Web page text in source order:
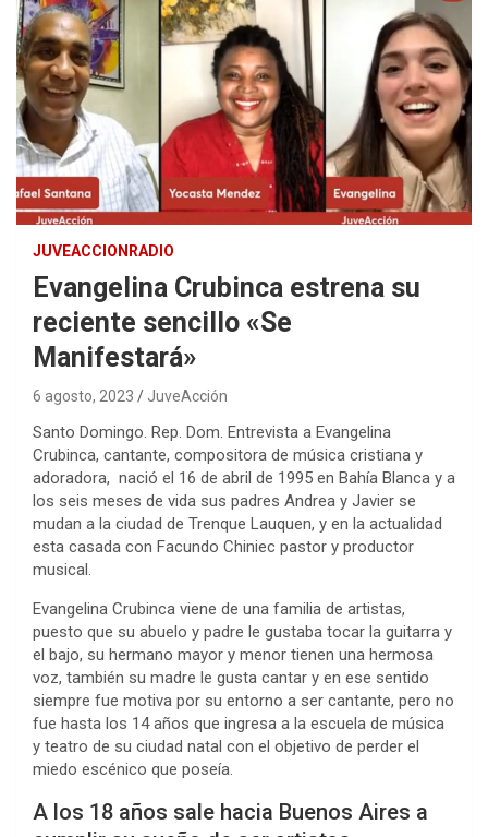
JUVEACCIONRADIO
Evangelina Crubinca estrena su
reciente sencillo «Se
Manifestará»
6 agosto, 2023 JuveAcción
Santo Domingo. Rep. Dom. Entrevista a Evangelina
Crubinca, cantante, compositora de música cristiana y
adoradora, nació el 16 de abril de 1995 en Bahía Blanca y a
los seis meses de vida sus padres Andrea y Javier se
mudan a la ciudad de Trenque Lauquen, y en la actualidad
esta casada con Facundo Chiniec pastor y productor
musical.
Evangelina Crubinca viene de una familia de artistas,
puesto que su abuelo y padre le gustaba tocar la guitarra y
el bajo, su hermano mayor y menor tienen una hermosa
voz, también su madre le gusta cantar y en ese sentido
siempre fue motiva por su entorno a ser cantante, pero no
fue hasta los 14 años que ingresa a la escuela de música
y teatro de su ciudad natal con el objetivo de perder el
miedo escénico que poseía.
A los 18 años sale hacia Buenos Aires a